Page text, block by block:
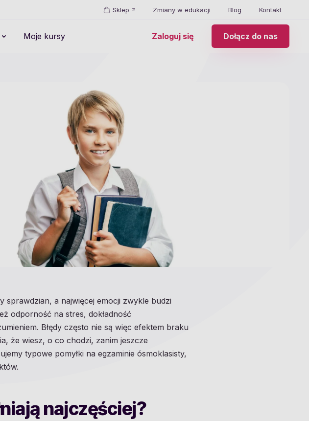
Sklep Zmiany w edukacji Blog Kontakt
Moje kursy Zaloguj się Dołącz do nas
sprawdzian, a najwięcej emocji zwykle budzi
odporność na stres, dokładność
Błędy często nie są więc efektem braku
że wiesz, o co chodzi, zanim jeszcze
typowe pomyłki na egzaminie ósmoklasisty,
najczęściej?